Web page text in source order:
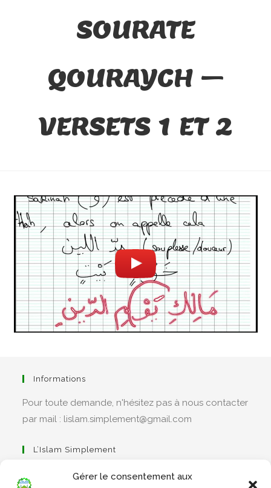
Gérer le consentement aux
SOURATE
QOURAYCH –
VERSETS 1 ET 2
Informations
Pour toute demande, n'hésitez pas à nous contacter
par mail : lislam.simplement@gmail.com
L’Islam Simplement